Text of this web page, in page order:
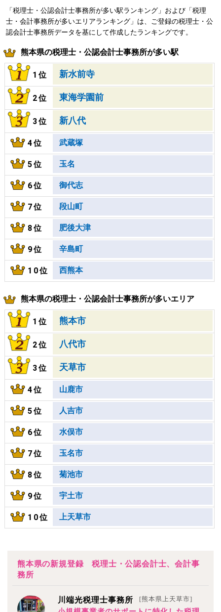
「税理士・公認会計士事務所が多い駅ランキング」および「税理
士・会計事務所が多いエリアランキング」は、ご登録の税理士・公
認会計士事務所データを基にして作成したランキングです。
熊本県の税理士・公認会計士事務所が多い駅
1位 新水前寺
2位 東海学園前
3位 新八代
4位 武蔵塚
5位 玉名
6位 御代志
7位 段山町
8位 肥後大津
9位 辛島町
10位 西熊本
熊本県の税理士・公認会計士事務所が多いエリア
1位 熊本市
2位 八代市
3位 天草市
4位 山鹿市
5位 人吉市
6位 水俣市
7位 玉名市
8位 菊池市
9位 宇土市
10位 上天草市
熊本県の新規登録 税理士・公認会計士、会計事
務所
川端光税理士事務所 [熊本県上天草市]